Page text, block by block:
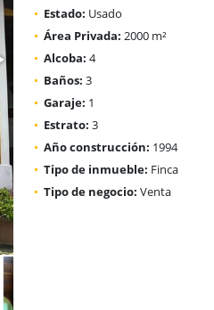
Estado: Usado
Área Privada: 2000 m²
Alcoba: 4
Baños: 3
Garaje: 1
Estrato: 3
Año construcción: 1994
Tipo de inmueble: Finca
Tipo de negocio: Venta